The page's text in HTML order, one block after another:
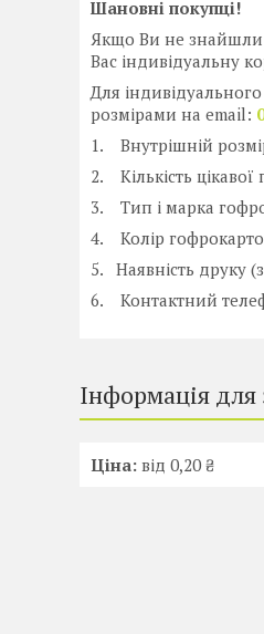
Шановні покупці!
Якщо Ви не знайшли
Вас індивідуальну
Для
розмірами на email:
1. Внутрішній
2. Кількість
3. Тип і марка
4. Колір
5. Наявність друку
6. Контактний
Інформація
Ціна: від 0,20 ₴